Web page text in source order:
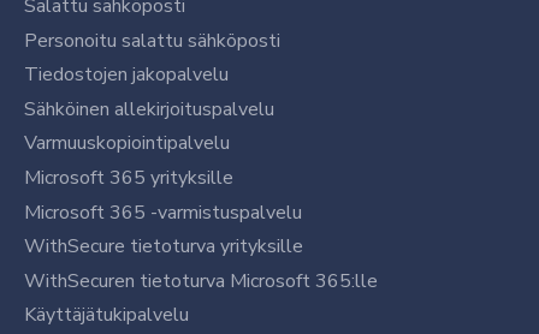
Salattu sähköposti
Personoitu salattu sähköposti
Tiedostojen jakopalvelu
Sähköinen allekirjoituspalvelu
Varmuuskopiointipalvelu
Microsoft 365 yrityksille
Microsoft 365 -varmistuspalvelu
WithSecure tietoturva yrityksille
WithSecuren tietoturva Microsoft 365:lle
Käyttäjätukipalvelu